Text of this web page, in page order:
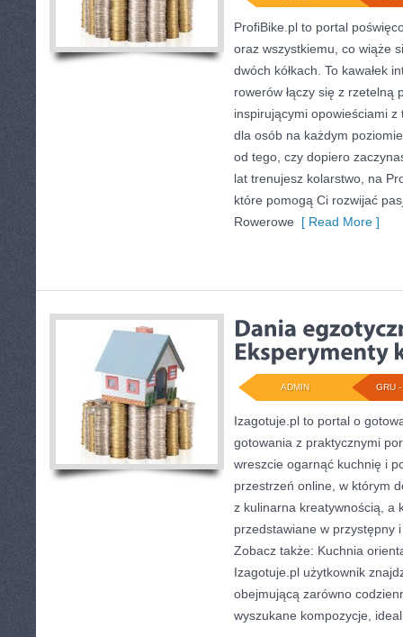
ProfiBike.pl to portal
oraz wszystkiemu, co wiąże
dwóch kółkach. To kawałek
rowerów łączy się z rzetelną
inspirującymi opowieściami
dla osób na każdym
od tego, czy dopiero
lat trenujesz kolarstwo, na
które pomogą Ci rozwijać
Rowerowe [ Read More ]
GRU
ADMIN
Izagotuje.pl to portal o
gotowania z praktycznymi
wreszcie ogarnąć kuchnię i
przestrzeń online, w którym
z kulinarna kreatywnością, a
przedstawiane w przystępny
Zobacz także: Kuchnia
Izagotuje.pl użytkownik
obejmującą zarówno
wyszukane kompozycje,